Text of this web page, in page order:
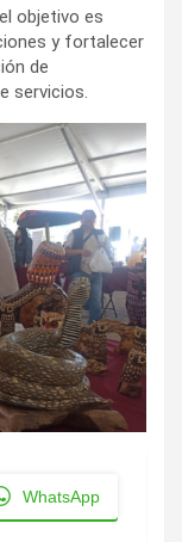
objetivo es
y fortalecer
de
servicios.
WhatsApp